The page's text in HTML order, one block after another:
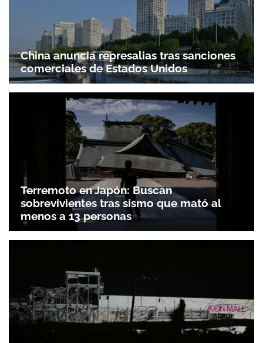
China anuncia represalias tras sanciones
comerciales de Estados Unidos
Terremoto en Japón: Buscan
sobrevivientes tras sismo que mató al
menos a 13 personas